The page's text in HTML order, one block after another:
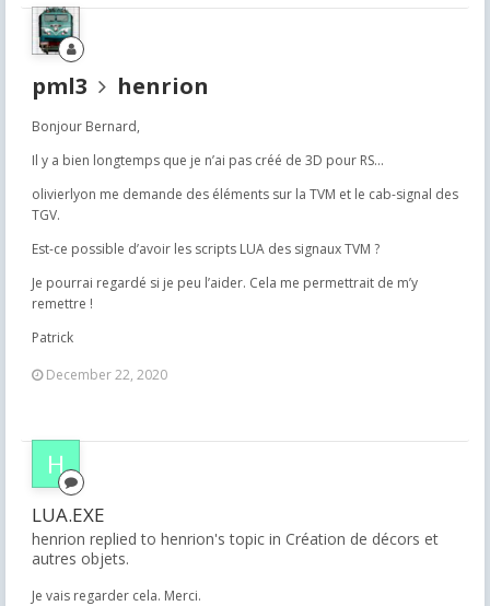
pml3 henrion
Bonjour Bernard,
Il y a bien longtemps que je n’ai pas créé de 3D pour RS...
olivierlyon me demande des éléments sur la TVM et le cab-signal des
TGV.
Est-ce possible d’avoir les scripts LUA des signaux TVM ?
Je pourrai regardé si je peu l’aider. Cela me permettrait de m’y
remettre !
Patrick
December 22, 2020
LUA.EXE
henrion replied to henrion's topic in Création de décors et
autres objets.
Je vais regarder cela. Merci.